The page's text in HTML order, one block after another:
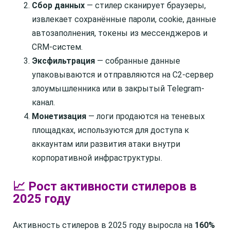
Сбор данных — стилер сканирует браузеры,
извлекает сохранённые пароли, cookie, данные
автозаполнения, токены из мессенджеров и
CRM-систем.
Эксфильтрация — собранные данные
упаковываются и отправляются на C2-сервер
злоумышленника или в закрытый Telegram-
канал.
Монетизация — логи продаются на теневых
площадках, используются для доступа к
аккаунтам или развития атаки внутри
корпоративной инфраструктуры.
📈 Рост активности стилеров в
2025 году
Активность стилеров в 2025 году выросла на 160%